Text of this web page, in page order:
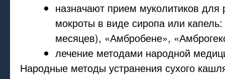
назначают прием муколитиков для
мокроты в виде сиропа или
месяцев), «Амбробене»,
лечение методами народной
Народные методы устранения сухого